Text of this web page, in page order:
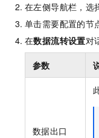
在左侧导航栏，选
单击需要配置的节
在数据流转设置对
参数
数据出口